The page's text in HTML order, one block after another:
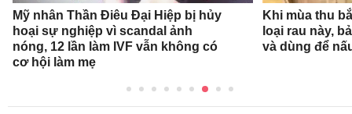
Mỹ nhân Thần Điêu Đại Hiệp bị hủy
hoại sự nghiệp vì scandal ảnh
nóng, 12 lần làm IVF vẫn không có
cơ hội làm mẹ
Khi mùa thu
loại rau này,
và dùng để